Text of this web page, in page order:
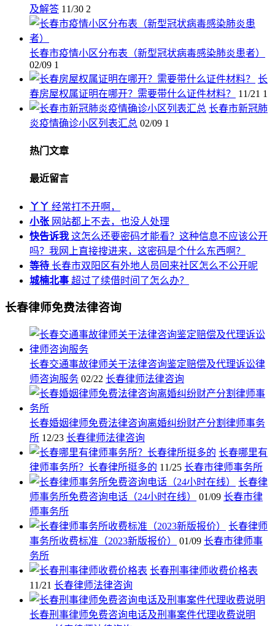
及解答 11/30 2
长春市疫情小区分布表（新型冠状病毒感染肺炎患者）
02/09 1
长
春房屋权属证明在哪开？需要带什么证件材料？
11/21 1
长春市新冠肺
炎疫情确诊小区列表汇总 02/09 1
热门文章
最近留言
丫丫 经常打不开啊，
小张 网站都上不去，也没人处理
快告诉我 这怎么还要密码才能看？这种信息不应该公开
吗？我网上直接搜进来，这密码是个什么东西啊？
等待 长春市双阳区有外地人员回来社区怎么不公开呢
城楠北事 超过了续借时间了怎么办？
长春律师免费法律咨询
长春交通事故律师关于法律咨询鉴定赔偿及代理诉讼律
师咨询服务 02/22 长春律师法律咨询
长春婚姻律师免费法律咨询离婚纠纷财产分割律师事务
所 12/23 长春律师法律咨询
长春哪里有
律师事务所？长春律所挺多的 11/25 长春市律师事务所
长春律
师事务所免费咨询电话（24小时在线）
01/09 长春市律
师事务所
长春律师
事务所收费标准（2023新版报价）
01/09 长春市律师事
务所
长春刑事律师收费价格表
11/21 长春律师法律咨询
长春刑事律师免费咨询电话及刑事案件代理收费说明